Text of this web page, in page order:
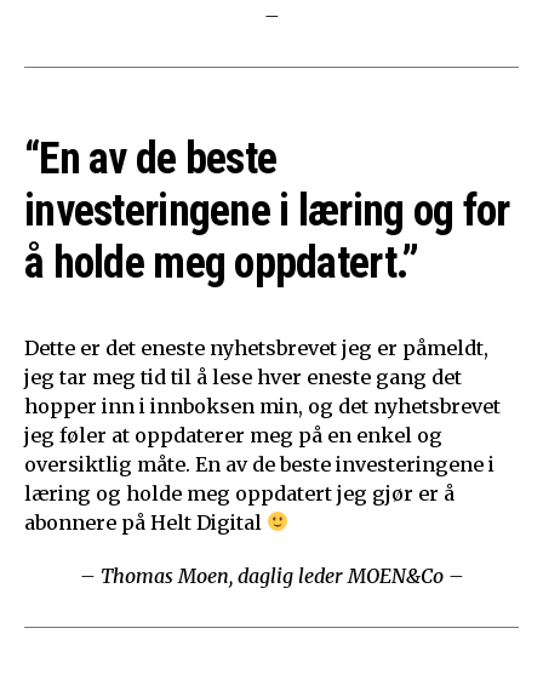
–
“En av de beste
investeringene i læring og for
å holde meg oppdatert.”
Dette er det eneste nyhetsbrevet jeg er påmeldt,
jeg tar meg tid til å lese hver eneste gang det
hopper inn i innboksen min, og det nyhetsbrevet
jeg føler at oppdaterer meg på en enkel og
oversiktlig måte. En av de beste investeringene i
læring og holde meg oppdatert jeg gjør er å
abonnere på Helt Digital
– Thomas Moen, daglig leder MOEN&Co –